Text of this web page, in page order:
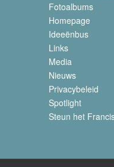
Fotoalbums
Homepage
Ideeënbus
Links
Media
Nieuws
Privacybeleid
Spotlight
Steun het